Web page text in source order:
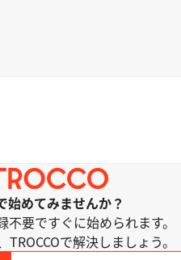
始めてみませんか？
要ですぐに始められます。
で解決しましょう。